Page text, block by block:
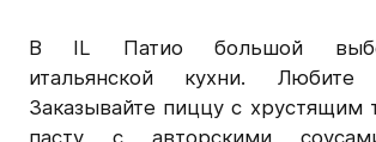
В IL Патио большой
итальянской кухни. Любите
Заказывайте пиццу с хрустящим